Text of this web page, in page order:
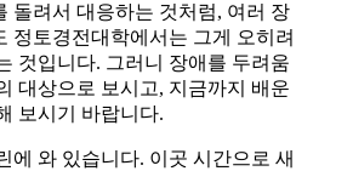
돌려서 대응하는 것처럼, 여러 장
정토경전대학에서는 그게 오히려
것입니다. 그러니 장애를 두려움
대상으로 보시고, 지금까지 배운
보시기 바랍니다.
에 와 있습니다. 이곳 시간으로 새